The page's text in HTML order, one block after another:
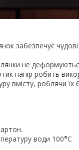
забезпечує
не
папір робить
вмісту, роблячи їх
води 100°C